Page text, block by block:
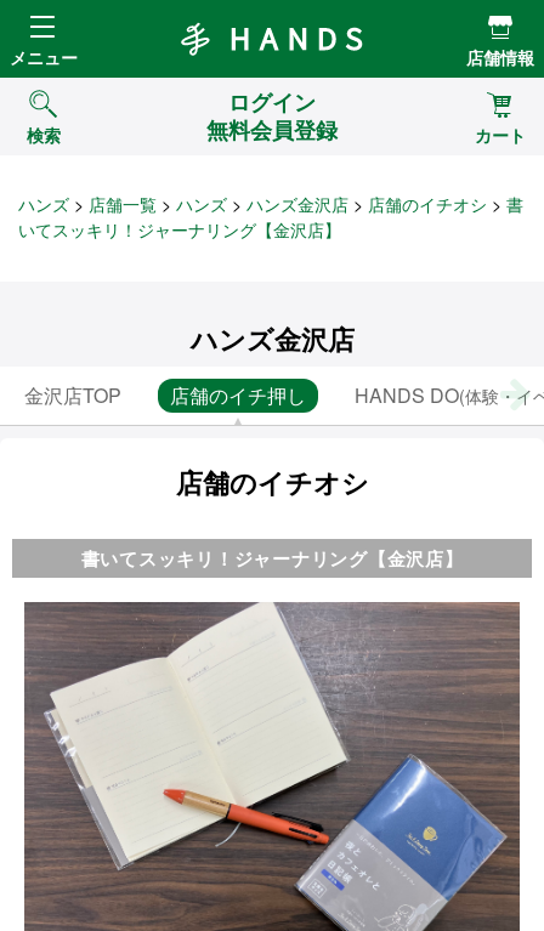
Hands ハンズ
メニュー 店舗情報
検索
ログイン
無料会員登録
カート
ハンズ 店舗一覧 ハンズ ハンズ金沢店 店舗のイチオシ
書
いてスッキリ！ジャーナリング【金沢店】
ハンズ金沢店
金沢店TOP 店舗のイチ押し HANDS DO(体験・イ
店舗のイチオシ
書いてスッキリ！ジャーナリング【金沢店】